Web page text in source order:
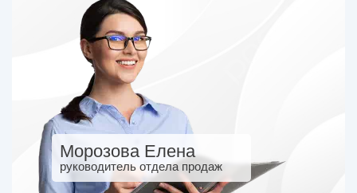
Морозова Елена
руководитель отдела продаж